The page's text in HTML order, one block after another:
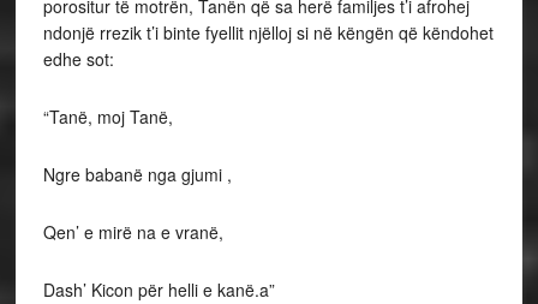
porositur të motrën, Tanën që sa herë familjes t’i afrohej
ndonjë rrezik t’i binte fyellit njëlloj si në këngën që këndohet
edhe sot:
“Tanë, moj Tanë,
Ngre babanë nga gjumi ,
Qen’ e mirë na e vranë,
Dash’ Kicon për helli e kanë.a”